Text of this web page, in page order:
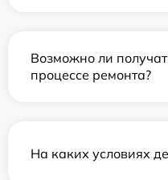
Возможно ли
процессе ремонта?
На каких условиях